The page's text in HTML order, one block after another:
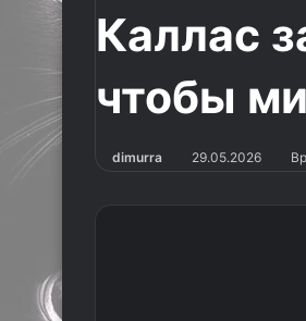
Каллас
чтобы
dimurra 29.05.2026